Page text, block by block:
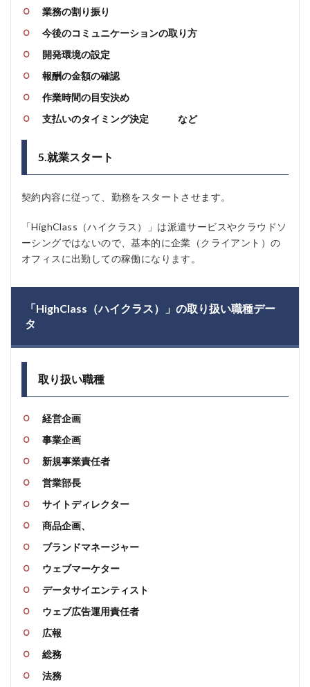
業務の割り振り
今後のコミュニケーションの取り方
開発環境の設定
報酬の金額の確認
作業時間の目安決め
支払いのタイミング決定 など
5.就業スタート
契約内容に従って、勤務をスタートさせます。
「HighClass（ハイクラス）」は派遣サービスやクラウドソ
ーシングではないので、基本的に企業（クライアント）の
オフィスに出勤しての稼働になります。
「HighClass（ハイクラス）」の取り扱い職種デー
タ
取り扱い職種
経営企画
事業企画
新規事業責任者
営業部長
サイトディレクター
商品企画、
ブランドマネージャー
ウェブマーケター
データサイエンティスト
ウェブ広告運用責任者
広報
総務
法務